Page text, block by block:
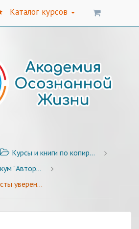
Каталог курсов
Курсы и книги по копирайтингу
25 уроков с примерами и заданиями
автора